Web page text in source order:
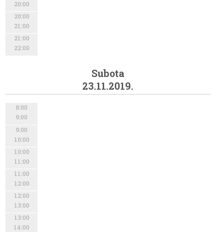
20:00
20:00
21:00
21:00
22:00
Subota
23.11.2019.
8:00
9:00
9:00
10:00
10:00
11:00
11:00
12:00
12:00
13:00
13:00
14:00